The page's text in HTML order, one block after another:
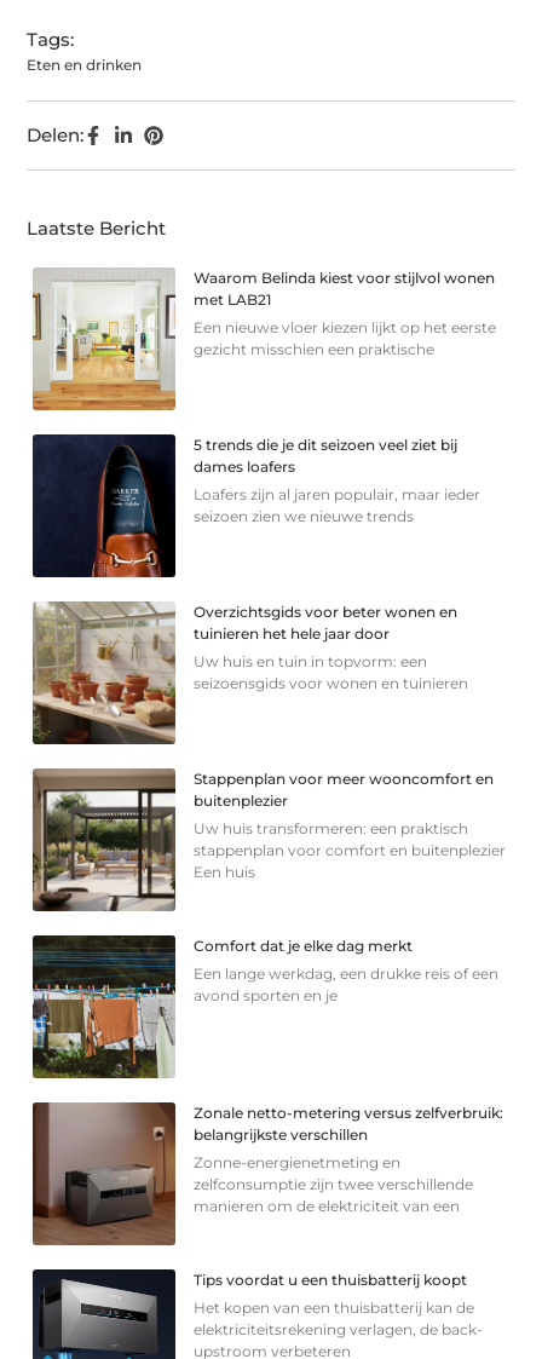
Tags:
Eten en drinken
Delen:
Laatste Bericht
Waarom Belinda kiest voor stijlvol wonen
met LAB21
Een nieuwe vloer kiezen lijkt op het eerste
gezicht misschien een praktische
5 trends die je dit seizoen veel ziet bij
dames loafers
Loafers zijn al jaren populair, maar ieder
seizoen zien we nieuwe trends
Overzichtsgids voor beter wonen en
tuinieren het hele jaar door
Uw huis en tuin in topvorm: een
seizoensgids voor wonen en tuinieren
Stappenplan voor meer wooncomfort en
buitenplezier
Uw huis transformeren: een praktisch
stappenplan voor comfort en buitenplezier
Een huis
Comfort dat je elke dag merkt
Een lange werkdag, een drukke reis of een
avond sporten en je
Zonale netto-metering versus zelfverbruik:
belangrijkste verschillen
Zonne-energienetmeting en
zelfconsumptie zijn twee verschillende
manieren om de elektriciteit van een
Tips voordat u een thuisbatterij koopt
Het kopen van een thuisbatterij kan de
elektriciteitsrekening verlagen, de back-
upstroom verbeteren